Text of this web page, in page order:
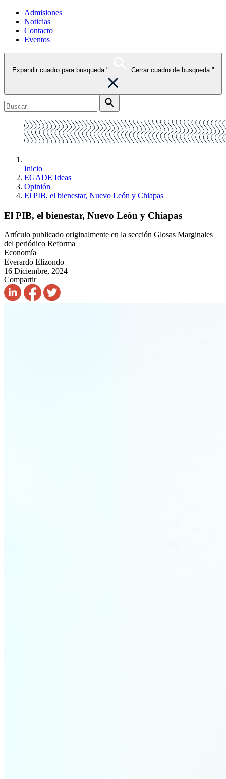
Admisiones
Noticias
Contacto
Eventos
Expandir cuadro para busqueda." Cerrar cuadro de busqueda."
Inicio
EGADE Ideas
Opinión
El PIB, el bienestar, Nuevo León y Chiapas
El PIB, el bienestar, Nuevo León y Chiapas
Artículo publicado originalmente en la sección Glosas Marginales
del periódico Reforma
Economía
Everardo Elizondo
16 Diciembre, 2024
Compartir